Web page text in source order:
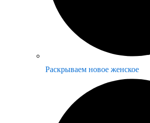
Раскрываем новое женское